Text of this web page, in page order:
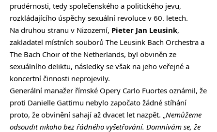
prudérnosti, tedy společenského a politického jevu,
rozkládajícího úspěchy sexuální revoluce v 60. letech.
Na druhou stranu v Nizozemí, Pieter Jan Leusink,
zakladatel místních souborů The Leusink Bach Orchestra a
The Bach Choir of the Netherlands, byl obviněn ze
sexuálního deliktu, následky se však na jeho veřejné a
koncertní činnosti neprojevily.
Generální manažer římské Opery Carlo Fuortes oznámil, že
proti Danielle Gattimu nebylo započato žádné stíhání
proto, že obvinění sahají až dvacet let nazpět. „ Nemůžeme
odsoudit nikoho bez řádného vyšetřování. Domnívám se, že